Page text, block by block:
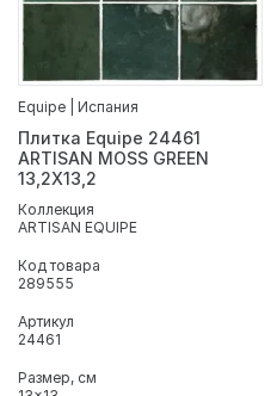
Equipe | Испания
Плитка Equipe 24461
ARTISAN MOSS GREEN
13,2X13,2
Коллекция
ARTISAN EQUIPE
Код товара
289555
Артикул
24461
Размер, см